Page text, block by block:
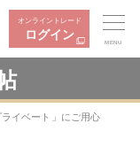
オンライントレード
ログイン
MENU
ライベート」にご用心